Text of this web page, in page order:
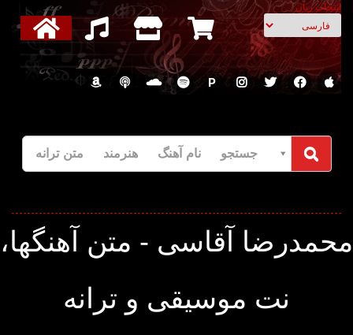
انتخاب زبان
P
جستجو نام آهنگ هنرمند متن ترانه
آقاسی - متن آهنگها،
نت موسیقی و ترانه